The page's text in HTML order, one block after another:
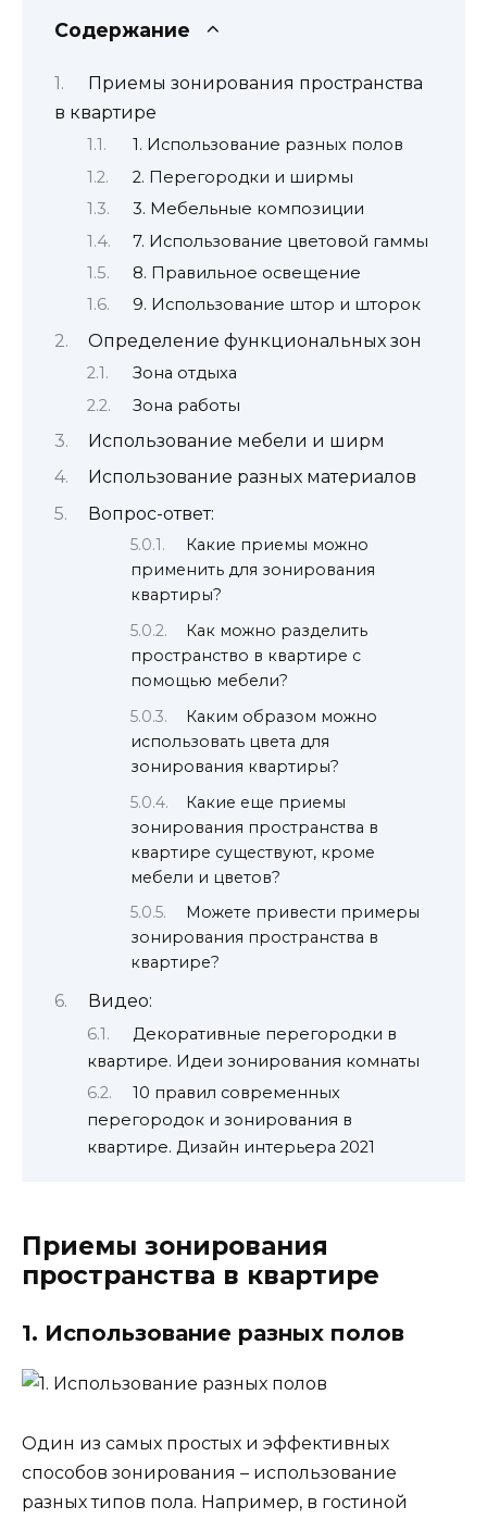
Содержание
Приемы зонирования пространства
в квартире
1. Использование разных полов
2. Перегородки и ширмы
3. Мебельные композиции
7. Использование цветовой гаммы
8. Правильное освещение
9. Использование штор и шторок
Определение функциональных зон
Зона отдыха
Зона работы
Использование мебели и ширм
Использование разных материалов
Вопрос-ответ:
Какие приемы можно
применить для зонирования
квартиры?
Как можно разделить
пространство в квартире с
помощью мебели?
Каким образом можно
использовать цвета для
зонирования квартиры?
Какие еще приемы
зонирования пространства в
квартире существуют, кроме
мебели и цветов?
Можете привести примеры
зонирования пространства в
квартире?
Видео:
Декоративные перегородки в
квартире. Идеи зонирования комнаты
10 правил современных
перегородок и зонирования в
квартире. Дизайн интерьера 2021
Приемы зонирования
пространства в квартире
1. Использование разных полов
Один из самых простых и эффективных
способов зонирования – использование
разных типов пола. Например, в гостиной